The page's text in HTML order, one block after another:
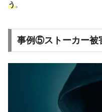
う。
事例⑤ストーカー被